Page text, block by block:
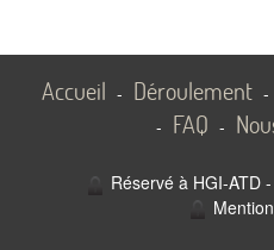
Accueil - Déroulement -
- FAQ -
Réservé à HGI-ATD-